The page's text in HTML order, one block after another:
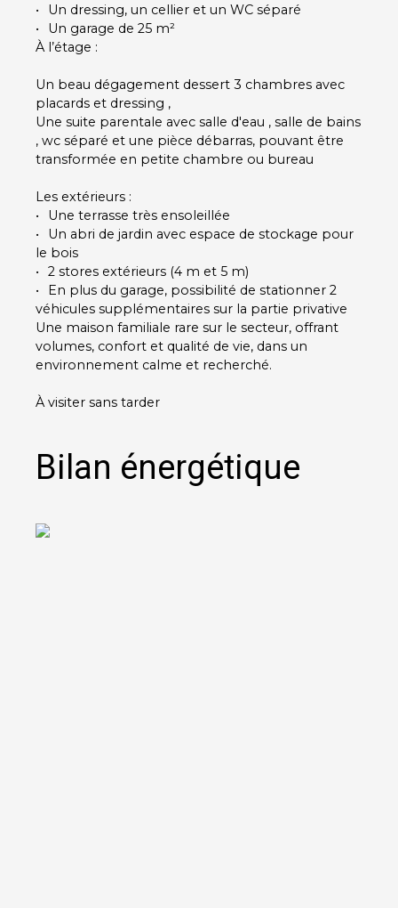
Un dressing, un cellier et un WC séparé
Un garage de 25 m²
À l’étage :
Un beau dégagement dessert 3 chambres avec
placards et dressing ,
Une suite parentale avec salle d'eau , salle de bains
, wc séparé et une pièce débarras, pouvant être
transformée en petite chambre ou bureau
Les extérieurs :
Une terrasse très ensoleillée
Un abri de jardin avec espace de stockage pour
le bois
2 stores extérieurs (4 m et 5 m)
En plus du garage, possibilité de stationner 2
véhicules supplémentaires sur la partie privative
Une maison familiale rare sur le secteur, offrant
volumes, confort et qualité de vie, dans un
environnement calme et recherché.
À visiter sans tarder
Bilan énergétique